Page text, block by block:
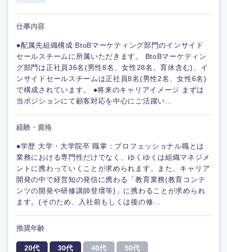
仕事内容
●配属先組織構成 BtoBマーケティング部門のインサイド
セールスチームに所属いただきます。 BtoBマーケティン
グ部門は正社員36名(男性8名、女性28名。育休含む)、イ
ンサイドセールスチームは正社員8名(男性2名、女性6名)
で構成されています。 ●将来のキャリアイメージ まずは
当ポジションにて顧客対応を中心にご活躍い...
経験・資格
●学歴 大学・大学院卒 職掌：プロフェッショナル職とは
業務における専門性だけでなく、ゆくゆくは組織マネジメ
ントに携わっていくことが求められます。また、キャリア
開発の中で経営知の発信に携わる「教育業務(教育コンテ
ンツの開発や研修講師登壇等)」に携わることが求められ
ます。(そのため、入社前もしくは後の修...
推奨年齢
20代 30代 40代 50代